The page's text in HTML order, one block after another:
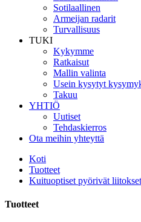
Sotilaallinen
Armeijan radarit
Turvallisuus
TUKI
Kykymme
Ratkaisut
Mallin valinta
Usein kysytyt
Takuu
YHTIÖ
Uutiset
Tehdaskierros
Ota meihin yhteyttä
Koti
Tuotteet
Kuituoptiset pyörivät liitokset
Tuotteet